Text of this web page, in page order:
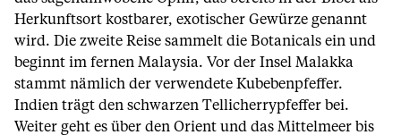
Herkunftsort kostbarer, exotischer Gewürze genannt
wird. Die zweite Reise sammelt die Botanicals ein und
beginnt im fernen Malaysia. Vor der Insel Malakka
stammt nämlich der verwendete Kubebenpfeffer.
Indien trägt den schwarzen Tellicherrypfeffer bei.
Weiter geht es über den Orient und das Mittelmeer bis